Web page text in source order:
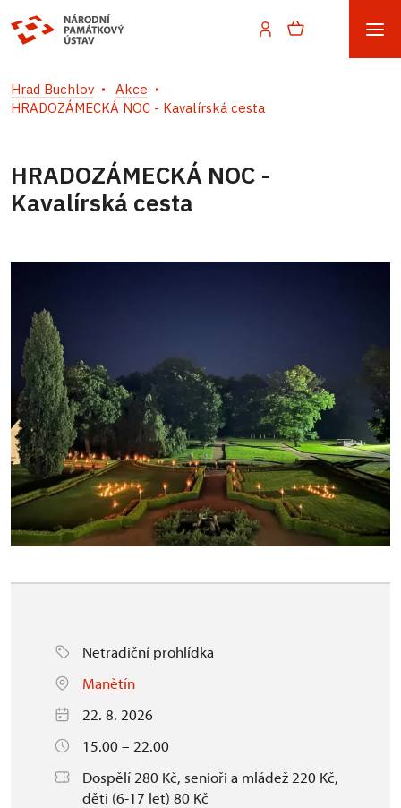
Hrad Buchlov
Akce
HRADOZÁMECKÁ NOC - Kavalírská cesta
HRADOZÁMECKÁ NOC -
Kavalírská cesta
Netradiční prohlídka
Manětín
22. 8. 2026
15.00 – 22.00
Dospělí 280 Kč, senioři a mládež 220 Kč,
děti (6-17 let) 80 Kč